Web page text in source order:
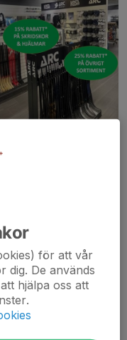
och vi drar igång i
inlagda i kalendern.
titta noggrant i
för att vår
dig. De används
hjälpa oss att